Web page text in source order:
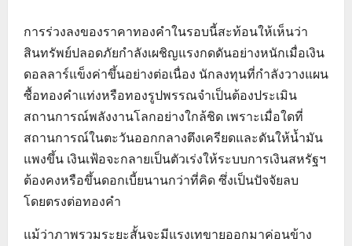
การร่วงลงของราคาทองคำในรอบนี้สะท้อนให้เห็นว่า
สินทรัพย์ปลอดภัยกำลังเผชิญแรงกดดันอย่างหนักเมื่อเงิน
ดอลลาร์แข็งค่าขึ้นอย่างต่อเนื่อง นักลงทุนที่กำลังวางแผน
ซื้อทองคำแท่งหรือทองรูปพรรณจำเป็นต้องประเมิน
สถานการณ์พลังงานโลกอย่างใกล้ชิด เพราะเมื่อใดที่
สถานการณ์ในตะวันออกกลางตึงเครียดและดันให้น้ำมัน
แพงขึ้น เงินเฟ้อจะกลายเป็นตัวเร่งให้ระบบการเงินสหรัฐฯ
ต้องคงหรือขึ้นดอกเบี้ยนานกว่าที่คิด ซึ่งเป็นปัจจัยลบ
โดยตรงต่อทองคำ
แม้ว่าภาพรวมระยะสั้นจะมีแรงเทขายออกมาค่อนข้าง